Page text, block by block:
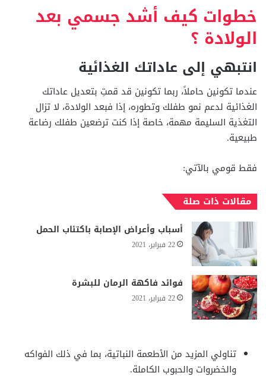
خطوات كيف أشد جسمي بعد
الولادة ؟
انتبهي إلى عاداتك الغذائية
عندما تكونين حاملاً، ربما تكونين قد قمتِ بتعديل عاداتك
الغذائية لدعم نمو طفلك وتطوره، إذا فبعد الولادة، لا تزال
التغذية السليمة مهمة، خاصة إذا كنت ترضعين طفلك رضاعة
طبيعية.
فقط قومي بالآتي:
مقالات ذات صلة
أسباب وأعراض الإصابة باكتئاب الحمل
22 فبراير، 2021
فوائد فاكهة الرمان للبشرة
22 فبراير، 2021
تناولي المزيد من الأطعمة النباتية، بما في ذلك الفواكه
والخضروات والحبوب الكاملة.